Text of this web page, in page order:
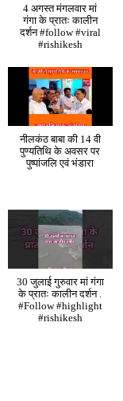
4 अगस्त मंगलवार मां
गंगा के प्रातः कालीन
दर्शन #follow #viral
#rishikesh
नीलकंठ बाबा की 14 वी
पुण्यतिथि के अवसर पर
पुष्पांजलि एवं भंडारा
30 जुलाई गुरुवार मां गंगा
के प्रातः कालीन दर्शन .
#Follow #highlight
#rishikesh